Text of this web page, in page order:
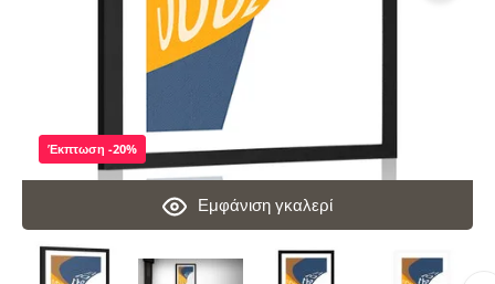
Εμφάνιση γκαλερί
Έκπτωση -20%